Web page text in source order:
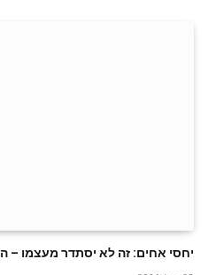
יחסי אחים: זה לא יסתדר מעצמו –